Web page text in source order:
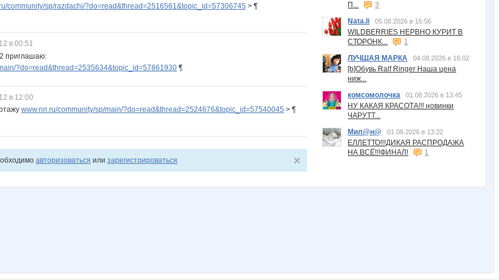
community/sp/razdachi/?do=read&thread=2516561&topic_id=57306745 > ¶
в 00:51
приглашаю:
?do=read&thread=2535634&topic_id=57861930 ¶
в 12:00
www.nn.ru/community/sp/main/?do=read&thread=2524676&topic_id=57540045 > ¶
авторизоваться или зарегистрироваться
П...
3
Nata.li
05.08.2026 в 16:56
WILDBERRIES НЕРВНО КУРИТ В
СТОРОНК...
1
ЛУЧШАЯ МАРКА
04.08.2026 в 16:02
[b]Обувь Ralf Ringer Наша цена
ниж...
комсомолочка
01.08.2026 в 13:45
НУ КАКАЯ КРАСОТА!!! новинки
ЧАРУТТ...
Мил@н@
01.08.2026 в 13:22
ЕЛЛЕТТО!!!ДИКАЯ РАСПРОДАЖА
НА ВСЁ!!!ФИНАЛ!
1